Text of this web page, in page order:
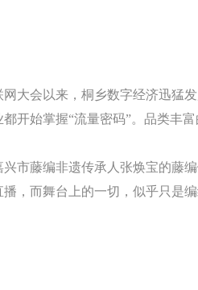
大会以来，桐乡数字经济迅猛
开始掌握“流量密码”。品类丰
市藤编非遗传承人张焕宝的藤
，而舞台上的一切，似乎只是编